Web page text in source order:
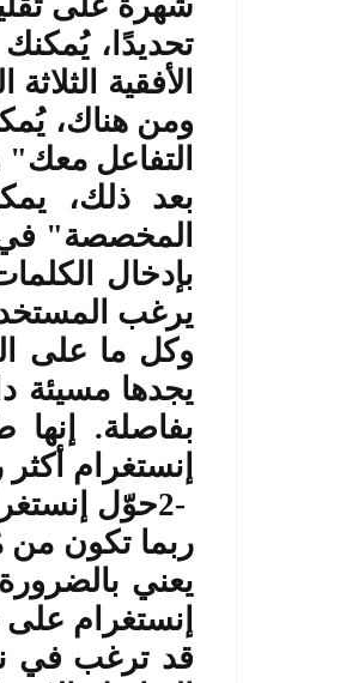
تحديدًا،
الأفقية
ومن هناك،
التفاعل معك"
بعد ذلك،
المخصصة"
بإدخال
يرغب
وكل ما على
يجدها مسيئة
بفاصلة.
إنستغرام أكثر
2-حوّل
ربما تكون من
يعني
إنستغرام
قد ترغب في